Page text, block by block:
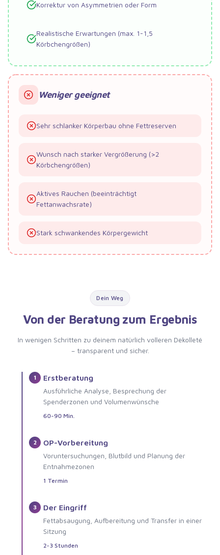
Korrektur von Asymmetrien oder Form
Realistische Erwartungen (max. 1-1,5
Körbchengrößen)
Weniger geeignet
Sehr schlanker Körperbau ohne Fettreserven
Wunsch nach starker Vergrößerung (>2
Körbchengrößen)
Aktives Rauchen (beeinträchtigt
Fettanwachsrate)
Stark schwankendes Körpergewicht
Dein Weg
Von der Beratung zum Ergebnis
In wenigen Schritten zu deinem natürlich volleren Dekolleté
– transparent und sicher.
1 Erstberatung
Ausführliche Analyse, Besprechung der
Spenderzonen und Volumenwünsche
60-90 Min.
2 OP-Vorbereitung
Voruntersuchungen, Blutbild und Planung der
Entnahmezonen
1 Termin
3 Der Eingriff
Fettabsaugung, Aufbereitung und Transfer in einer
Sitzung
2-3 Stunden